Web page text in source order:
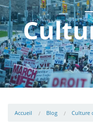
Agir
Boutique
Accueil Blog Culture